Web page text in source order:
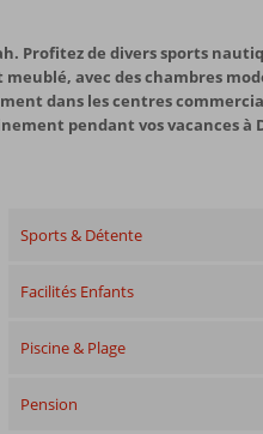
Profitez de divers sports
avec des chambres
dans les centres
pendant vos vacances à
Sports & Détente
Facilités Enfants
Piscine & Plage
Pension